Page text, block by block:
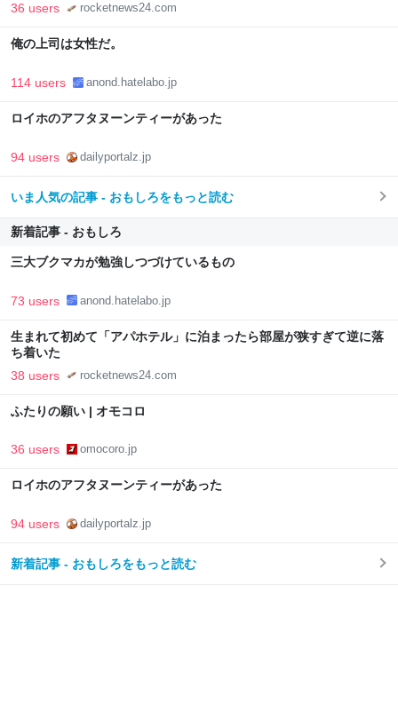
36 users rocketnews24.com
俺の上司は女性だ。
114 users anond.hatelabo.jp
ロイホのアフタヌーンティーがあった
94 users dailyportalz.jp
いま人気の記事 - おもしろをもっと読む
新着記事 - おもしろ
三大ブクマカが勉強しつづけているもの
73 users anond.hatelabo.jp
生まれて初めて「アパホテル」に泊まったら部屋が狭すぎて逆に落
ち着いた
38 users rocketnews24.com
ふたりの願い | オモコロ
36 users omocoro.jp
ロイホのアフタヌーンティーがあった
94 users dailyportalz.jp
新着記事 - おもしろをもっと読む